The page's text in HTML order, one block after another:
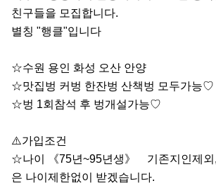
친구들을 모집합니다.
별칭 "행클"입니다
☆수원 용인 화성 오산 안양
☆맛집벙 커벙 한잔벙 산책벙 모두가능♡
☆벙 1회참석 후 벙개설가능♡
⚠️가입조건
☆나이 《75년~95년생》    기존지인제외
은 나이제한없이 받겠습니다.